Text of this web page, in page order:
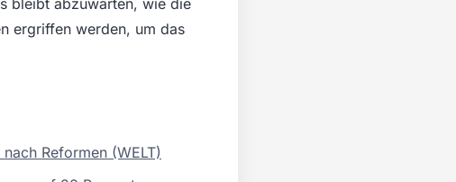
ergriffen werden, um das
Reformen (WELT)